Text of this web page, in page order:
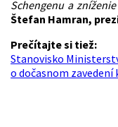
Schengenu a
Štefan Hamran,
Prečítajte si tiež:
Stanovisko
o dočasnom